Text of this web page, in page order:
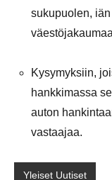
sukupuolen,
Kysymyksiin,
hankkimassa
auton
vastaajaa.
Yleiset Uutiset